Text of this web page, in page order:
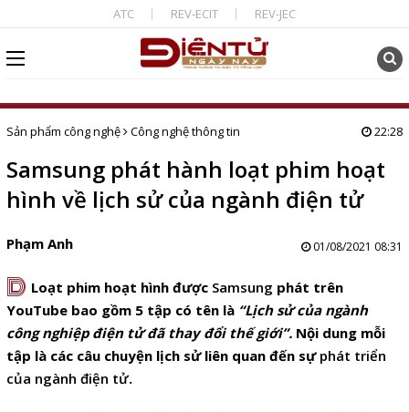
ATC REV-ECIT REV-JEC
Sản phẩm công nghệ Công nghệ thông tin 22:28
Samsung phát hành loạt phim hoạt
hình về lịch sử của ngành điện tử
Phạm Anh 01/08/2021 08:31
D Loạt phim hoạt hình được Samsung phát trên
YouTube bao gồm 5 tập có tên là “Lịch sử của ngành
công nghiệp điện tử đã thay đổi thế giới”. Nội dung mỗi
tập là các câu chuyện lịch sử liên quan đến sự phát triển
của ngành điện tử.